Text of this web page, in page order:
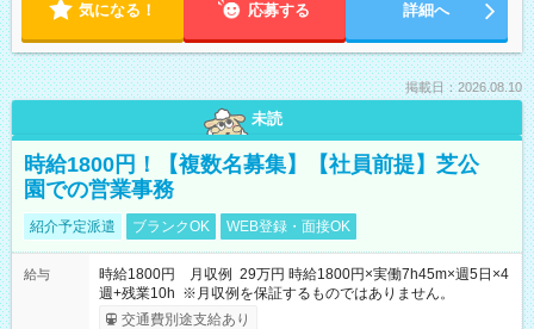
気になる！ 応募する 詳細へ
掲載日：2026.08.10
未読
時給1800円！【複数名募集】【社員前提】芝公
園での営業事務
紹介予定派遣 ブランクOK WEB登録・面接OK
給与
時給1800円 月収例 29万円 時給1800円×実働7h45m×週5日×4
週+残業10h ※月収例を保証するものではありません。
交通費別途支給あり